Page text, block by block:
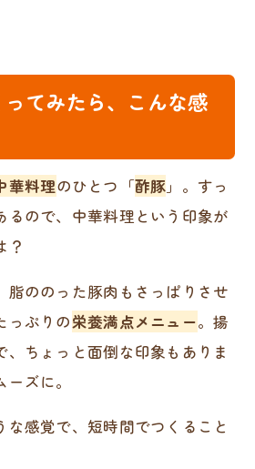
ってみたら、こんな感
華料理のひとつ「酢豚」。すっ
るので、中華料理という印象が
？
脂ののった豚肉もさっぱりさせ
っぷりの栄養満点メニュー。揚
、ちょっと面倒な印象もありま
ズに。
な感覚で、短時間でつくること